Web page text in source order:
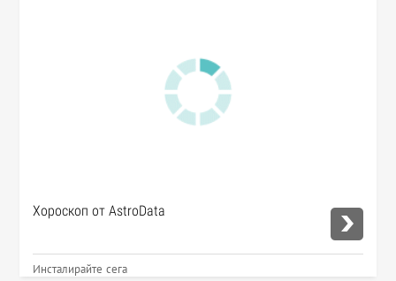
Хороскоп от AstroData
Инсталирайте сега